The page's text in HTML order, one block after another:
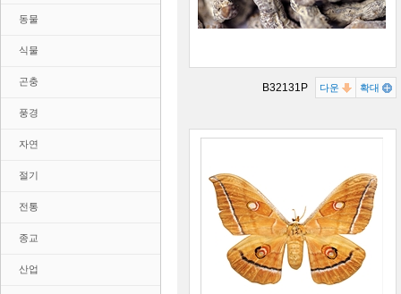
동물
식물
곤충
풍경
자연
절기
전통
종교
산업
B32131P 다운 확대